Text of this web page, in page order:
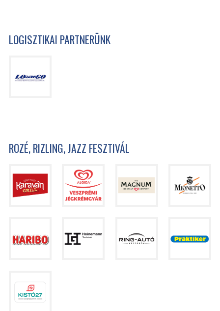
LOGISZTIKAI PARTNERÜNK
ROZÉ, RIZLING, JAZZ FESZTIVÁL